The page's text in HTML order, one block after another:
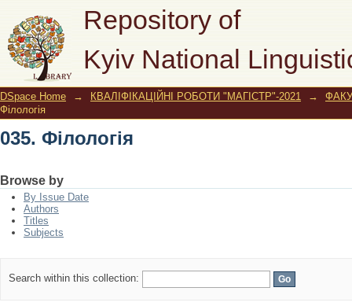
Repository of
Kyiv National
035. Філологія
DSpace Home → КВАЛІФІКАЦІЙНІ РОБОТИ "МАГІСТР"-2021 →
Філологія
035. Філологія
Browse by
By Issue Date
Authors
Titles
Subjects
Search within this collection: